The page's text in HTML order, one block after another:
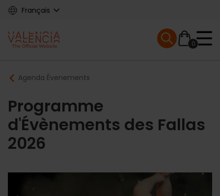
Skip
content
Français
Main
navigation
0
Mobile menu
Breadcrumb
Agenda Évenements
Programme
d'Évènements des Fallas
2026